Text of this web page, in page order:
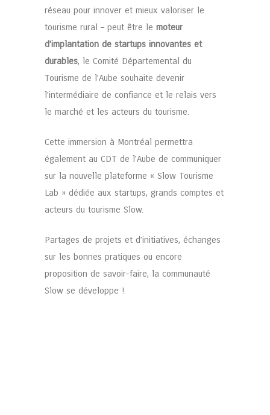
réseau pour innover et mieux valoriser le
tourisme rural – peut être le moteur
d’implantation de startups innovantes et
durables, le Comité Départemental du
Tourisme de l’Aube souhaite devenir
l’intermédiaire de confiance et le relais vers
le marché et les acteurs du tourisme.
Cette immersion à Montréal permettra
également au CDT de l’Aube de communiquer
sur la nouvelle plateforme « Slow Tourisme
Lab » dédiée aux startups, grands comptes et
acteurs du tourisme Slow.
Partages de projets et d’initiatives, échanges
sur les bonnes pratiques ou encore
proposition de savoir-faire, la communauté
Slow se développe !